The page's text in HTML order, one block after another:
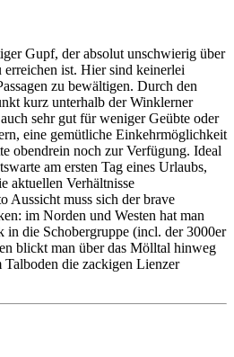
Gupf, der absolut unschwierig über
erreichen ist. Hier sind keinerlei
zu bewältigen. Durch den
kurz unterhalb der Winklerner
sehr gut für weniger Geübte oder
eine gemütliche Einkehrmöglichkeit
obendrein noch zur Verfügung. Ideal
am ersten Tag eines Urlaubs,
aktuellen Verhältnisse
Aussicht muss sich der brave
im Norden und Westen hat man
in die Schobergruppe (incl. der 3000er
blickt man über das Mölltal hinweg
die zackigen Lienzer